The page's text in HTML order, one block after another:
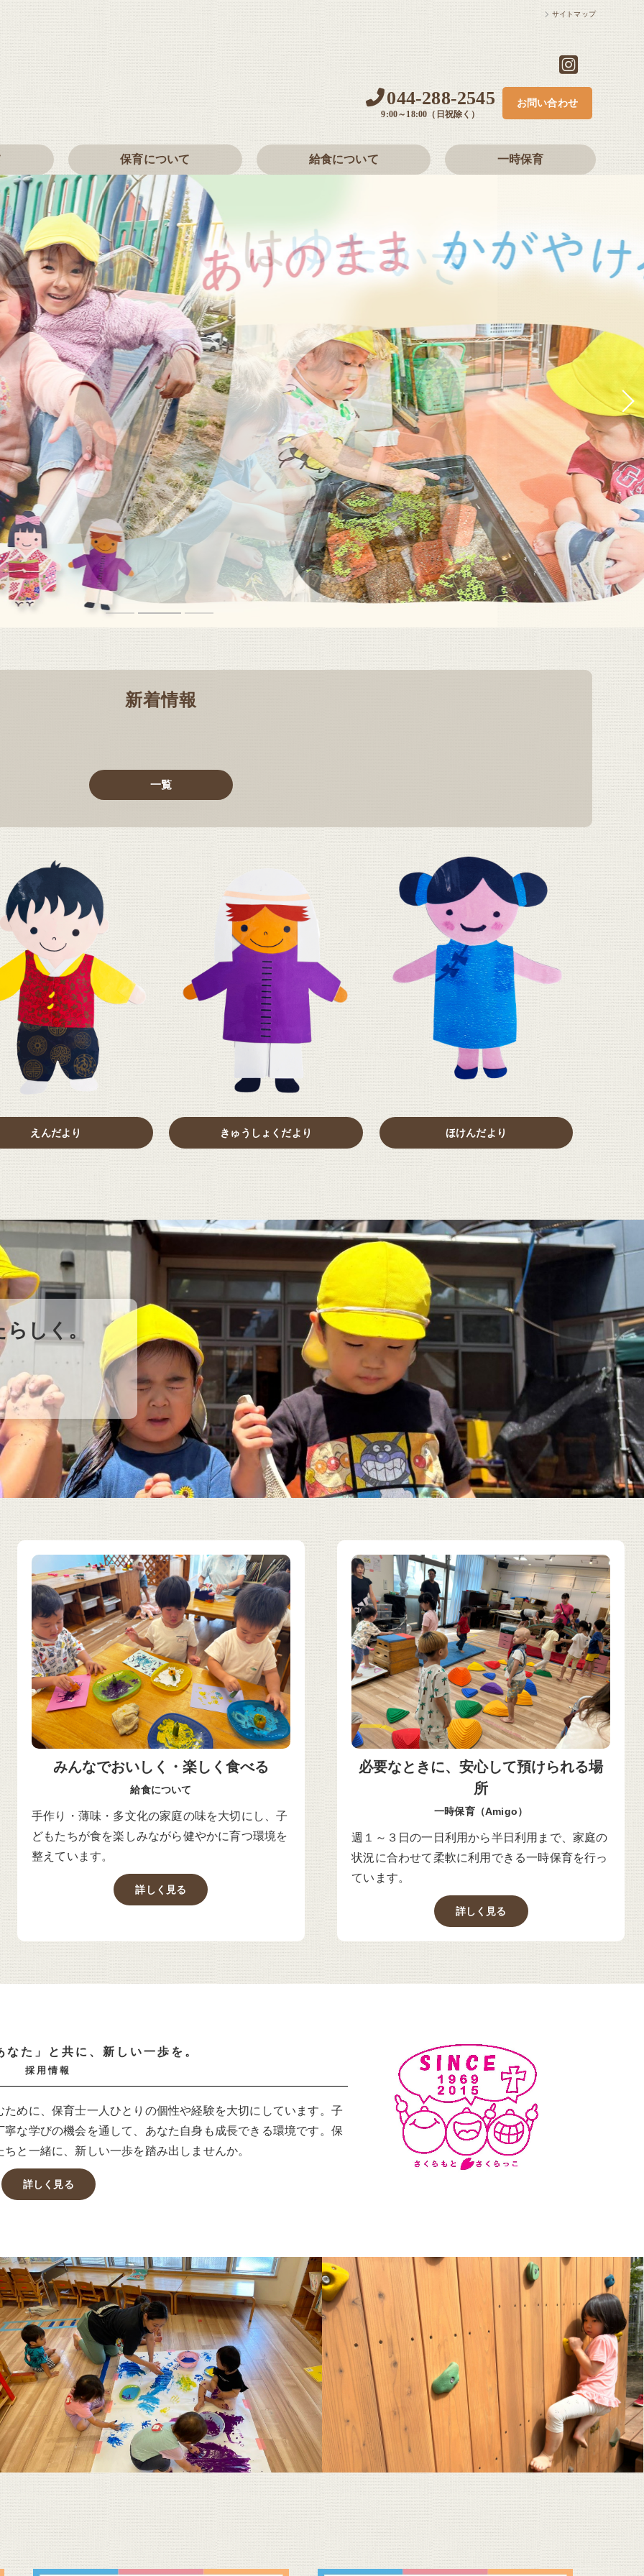
044-288-2545
9:00～18:00（日祝除く）
サイトマップ
お問い合わせ
保育について 給食について 一時保育
新着情報
一覧
えんだより きゅうしょくだより ほけんだより
しく。
みんなでおいしく・楽しく食べる
給食について
手作り・薄味・多文化の家庭の味を大切にし、子
どもたちが食を楽しみながら健やかに育つ環境を
整えています。
詳しく見る
必要なときに、安心して預けられる場
所
一時保育（Amigo）
週１～３日の一日利用から半日利用まで、家庭の
状況に合わせて柔軟に利用できる一時保育を行っ
ています。
詳しく見る
なた」と共に、新しい一歩を。
採用情報
めに、保育士一人ひとりの個性や経験を大切にしています。子
な学びの機会を通して、あなた自身も成長できる環境です。保
と一緒に、新しい一歩を踏み出しませんか。
詳しく見る